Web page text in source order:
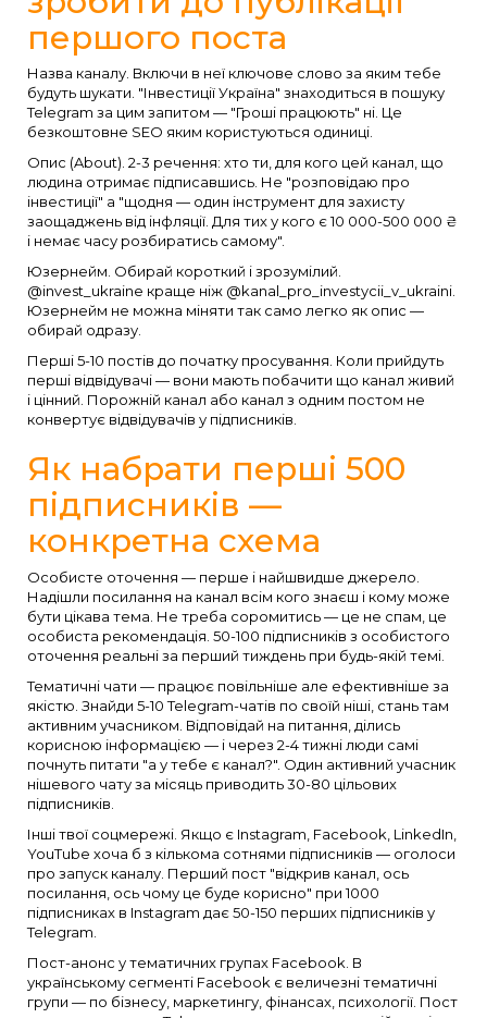
першого поста
Назва каналу. Включи в неї ключове слово за яким тебе
будуть шукати. "Інвестиції Україна" знаходиться в пошуку
Telegram за цим запитом — "Гроші працюють" ні. Це
безкоштовне SEO яким користуються одиниці.
Опис (About). 2-3 речення: хто ти, для кого цей канал, що
людина отримає підписавшись. Не "розповідаю про
інвестиції" а "щодня — один інструмент для захисту
заощаджень від інфляції. Для тих у кого є 10 000-500 000 ₴
і немає часу розбиратись самому".
Юзернейм. Обирай короткий і зрозумілий.
@invest_ukraine краще ніж @kanal_pro_investycii_v_ukraini.
Юзернейм не можна міняти так само легко як опис —
обирай одразу.
Перші 5-10 постів до початку просування. Коли прийдуть
перші відвідувачі — вони мають побачити що канал живий
і цінний. Порожній канал або канал з одним постом не
конвертує відвідувачів у підписників.
Як набрати перші 500
підписників —
конкретна схема
Особисте оточення — перше і найшвидше джерело.
Надішли посилання на канал всім кого знаєш і кому може
бути цікава тема. Не треба соромитись — це не спам, це
особиста рекомендація. 50-100 підписників з особистого
оточення реальні за перший тиждень при будь-якій темі.
Тематичні чати — працює повільніше але ефективніше за
якістю. Знайди 5-10 Telegram-чатів по своїй ніші, стань там
активним учасником. Відповідай на питання, ділись
корисною інформацією — і через 2-4 тижні люди самі
почнуть питати "а у тебе є канал?". Один активний учасник
нішевого чату за місяць приводить 30-80 цільових
підписників.
Інші твої соцмережі. Якщо є Instagram, Facebook, LinkedIn,
YouTube хоча б з кількома сотнями підписників — оголоси
про запуск каналу. Перший пост "відкрив канал, ось
посилання, ось чому це буде корисно" при 1000
підписниках в Instagram дає 50-150 перших підписників у
Telegram.
Пост-анонс у тематичних групах Facebook. В
українському сегменті Facebook є величезні тематичні
групи — по бізнесу, маркетингу, фінансах, психології. Пост